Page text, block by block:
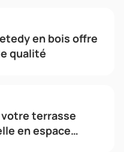
en bois offre
qualité
terrasse
en espace